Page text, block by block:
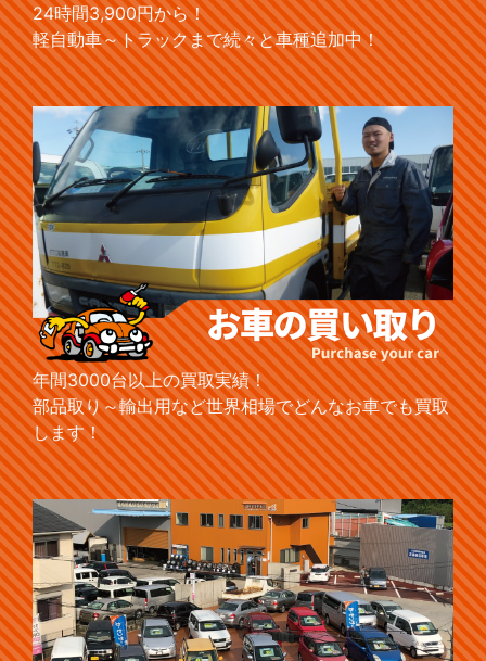
24時間3,900円から！
軽自動車～トラックまで続々と車種追加中！
年間3000台以上の買取実績！
部品取り～輸出用など世界相場でどんなお車でも買取
します！